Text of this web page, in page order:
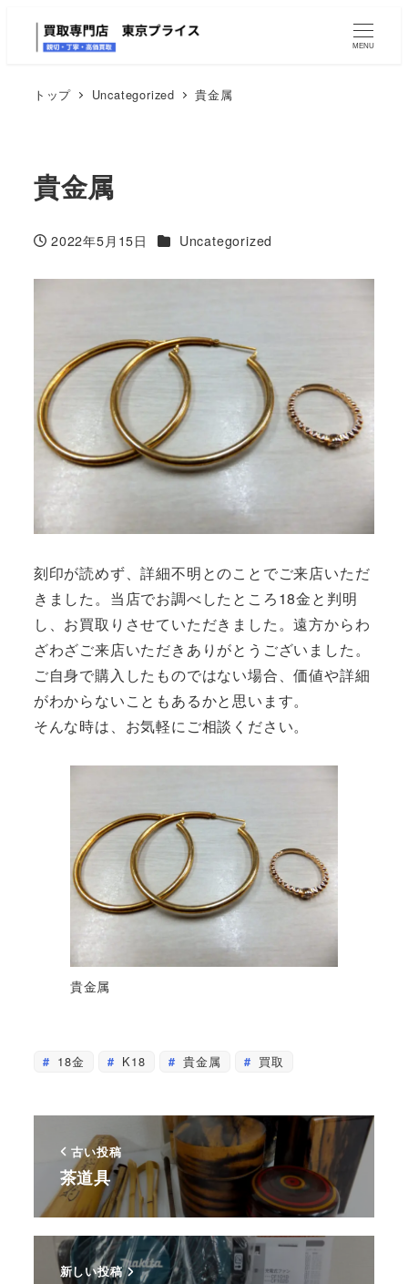
MENU
トップ Uncategorized 貴金属
貴金属
投稿日
2022年5月15日 カテゴリー
Uncategorized
刻印が読めず、詳細不明とのことでご来店いただ
きました。当店でお調べしたところ18金と判明
し、お買取りさせていただきました。遠方からわ
ざわざご来店いただきありがとうございました。
ご自身で購入したものではない場合、価値や詳細
がわからないこともあるかと思います。
そんな時は、お気軽にご相談ください。
貴金属
18金 K18 貴金属 買取
古い投稿
茶道具
新しい投稿